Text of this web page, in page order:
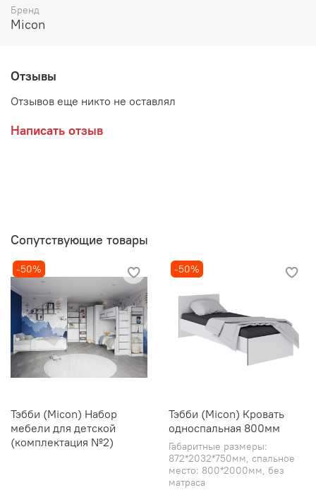
Цвет:
ЛДСП Белый с тиснением "Древесные поры" / ЛДСП
ЛДСП Кашемир / ЛДСП Дуб Крафт Золотой
ЛДСП Серый камень / ЛДСП Дуб Крафт Серый
Производитель:
Бренд
Micon
Отзывы
Отзывов еще никто не оставлял
Написать отзыв
Сопутствующие товары
-50%
Тэбби (Micon) Набор
мебели для детской
(комплектация №2)
-50%
Тэбби (Micon) Кровать
односпальная 800мм
Габаритные размеры:
872*2032*750мм, спальное
место: 800*2000мм, без
матраса